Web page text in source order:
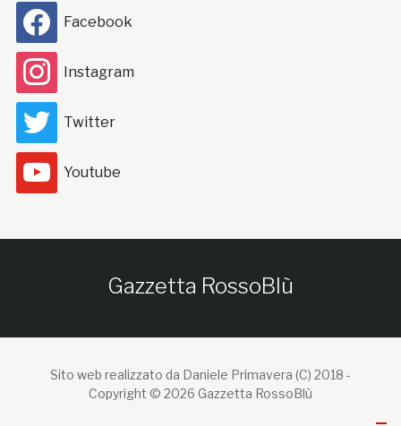
Facebook
Instagram
Twitter
Youtube
Gazzetta RossoBlù
Sito web realizzato da Daniele Primavera (C) 2018 -
Copyright © 2026 Gazzetta RossoBlù